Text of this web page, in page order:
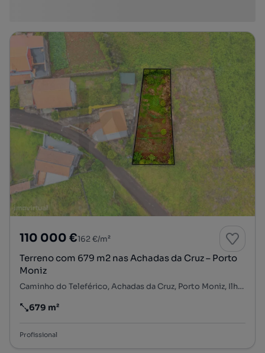
110 000 €162 €/m²
Terreno com 679 m2 nas Achadas da Cruz – Porto
Moniz
Caminho do Teleférico, Achadas da Cruz, Porto Moniz, Ilha da Madeira
Preço por metro quadrado
679 m²
Profissional